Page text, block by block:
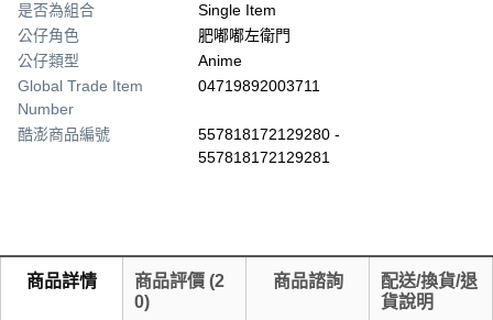
是否為組合
Single Item
公仔角色
肥嘟嘟左衛門
公仔類型
Anime
Global Trade Item
Number
04719892003711
酷澎商品編號
557818172129280 -
557818172129281
商品詳情 商品評價 (2
0)
商品諮詢
配送/換貨/退
貨說明